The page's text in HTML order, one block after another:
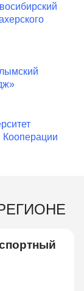
Кооперации